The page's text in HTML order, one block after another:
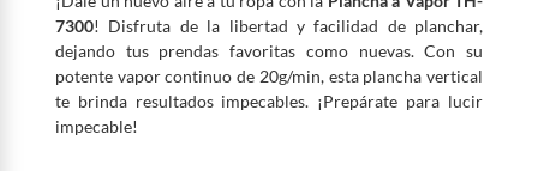
7300! Disfruta de la libertad y facilidad de planchar,
dejando tus prendas favoritas como nuevas. Con su
potente vapor continuo de 20g/min, esta plancha vertical
te brinda resultados impecables. ¡Prepárate para lucir
impecable!